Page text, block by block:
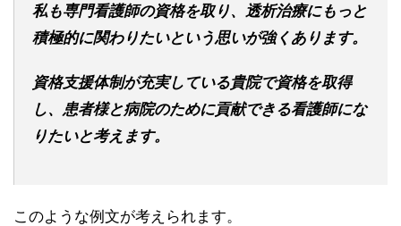
私も専門看護師の資格を取り、透析治療にもっと
積極的に関わりたいという思いが強くあります。
資格支援体制が充実している貴院で資格を取得
し、患者様と病院のために貢献できる看護師にな
りたいと考えます。
このような例文が考えられます。